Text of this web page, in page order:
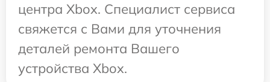
центра Xbox. Специалист сервиса
свяжется с Вами для уточнения
деталей ремонта Вашего
устройства Xbox.